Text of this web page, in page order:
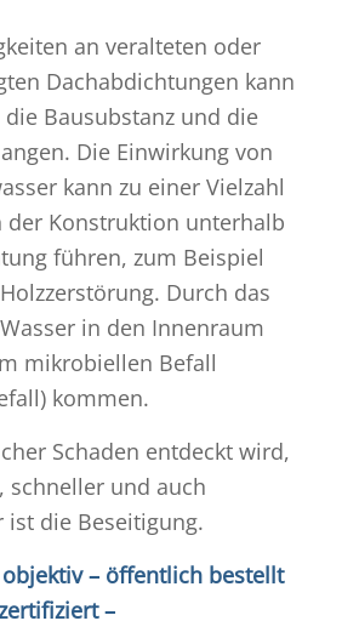
an veralteten oder
Dachabdichtungen kann
die Bausubstanz und die
Die Einwirkung von
kann zu einer Vielzahl
der Konstruktion unterhalb
führen, zum Beispiel
Durch das
in den Innenraum
mikrobiellen Befall
kommen.
Schaden entdeckt wird,
schneller und auch
ist die Beseitigung.
– öffentlich bestellt
–